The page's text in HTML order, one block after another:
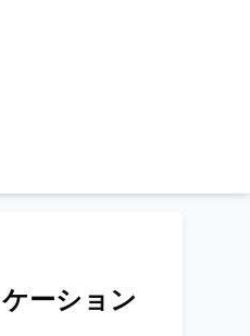
ーション